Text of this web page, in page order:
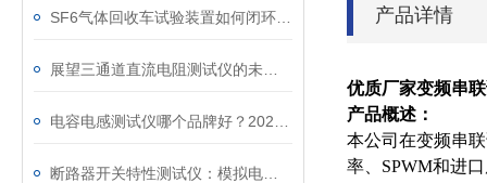
产品详情
优质厂家变频串
产品概述：
本公司在变频串
率、SPWM和进